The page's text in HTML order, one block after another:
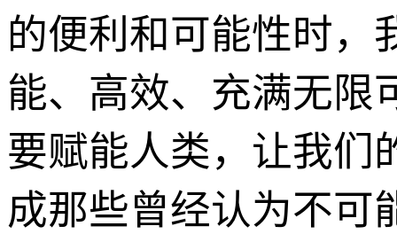
的便利和可能性时，
能、高效、充满无限
要赋能人类，让我们
成那些曾经认为不可